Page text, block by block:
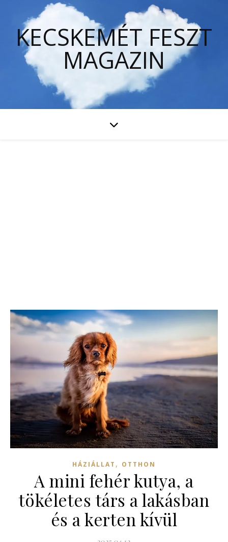
KECSKEMÉT FESZT
MAGAZIN
HÁZIÁLLAT , OTTHON
A mini fehér kutya, a
tökéletes társ a lakásban
és a kerten kívül